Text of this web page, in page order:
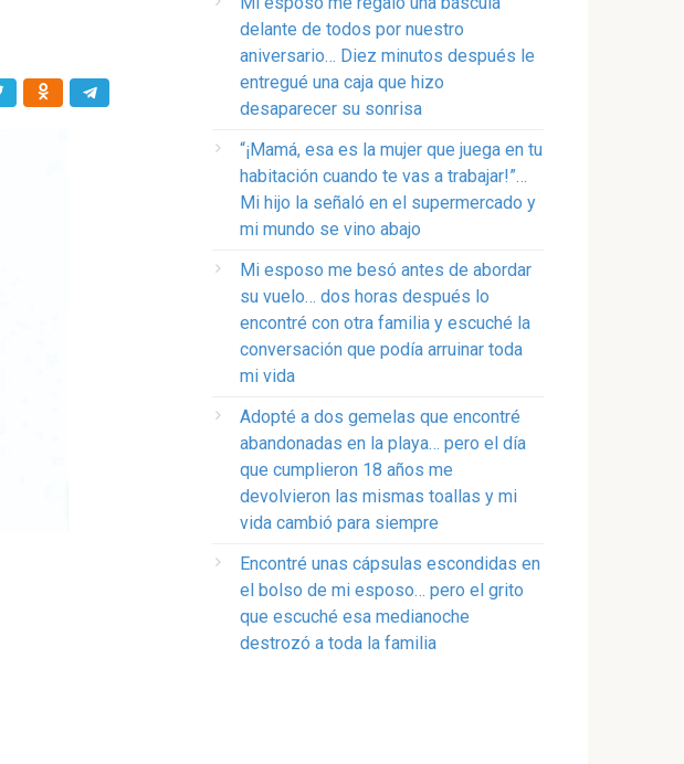
delante de todos por nuestro
aniversario… Diez minutos después le
entregué una caja que hizo
desaparecer su sonrisa
“¡Mamá, esa es la mujer que juega en tu
habitación cuando te vas a trabajar!”…
Mi hijo la señaló en el supermercado y
mi mundo se vino abajo
Mi esposo me besó antes de abordar
su vuelo… dos horas después lo
encontré con otra familia y escuché la
conversación que podía arruinar toda
mi vida
Adopté a dos gemelas que encontré
abandonadas en la playa… pero el día
que cumplieron 18 años me
devolvieron las mismas toallas y mi
vida cambió para siempre
Encontré unas cápsulas escondidas en
el bolso de mi esposo… pero el grito
que escuché esa medianoche
destrozó a toda la familia